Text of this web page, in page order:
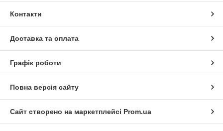
Контакти
Доставка та оплата
Графік роботи
Повна версія сайту
Сайт створено на маркетплейсі Prom.ua